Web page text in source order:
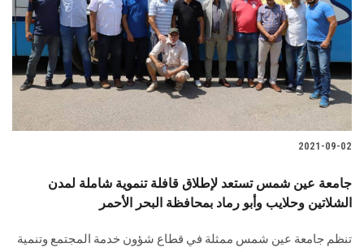
2021-09-02
جامعة عين شمس تستعد لإطلاق قافلة تنموية شاملة لمدن
الشلاتين وحلايب وأبو رماد بمحافظة البحر الأحمر
تنظم جامعة عين شمس ممثلة في قطاع شؤون خدمة المجتمع وتنمية